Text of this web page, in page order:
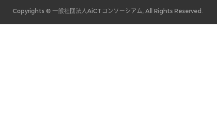
Copyrights © 一般社団法人AiCTコンソーシアム, All Rights Reserved.